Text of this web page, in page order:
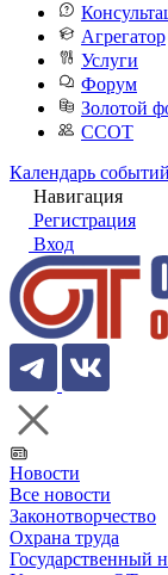
Агрегатор
Услуги
Форум
Золотой
ССОТ
Календарь событий
Навигация
Регистрация
Вход
Новости
Все новости
Законотворчество
Охрана труда
Государственный